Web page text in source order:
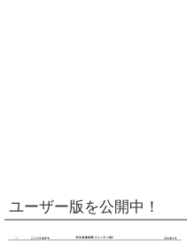
ユーザー版を公開中！